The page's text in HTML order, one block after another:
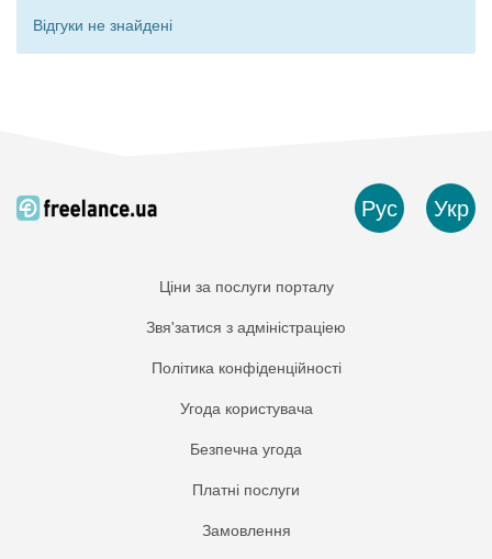
Відгуки не знайдені
Рус Укр
Ціни за послуги порталу
Звя'затися з адміністраціею
Політика конфіденційності
Угода користувача
Безпечна угода
Платнi послуги
Замовлення